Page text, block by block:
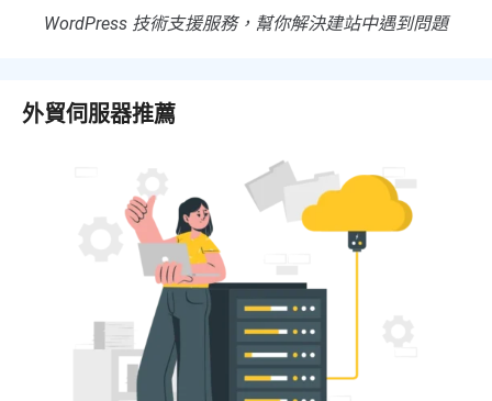
WordPress 技術支援服務，幫你解決建站中遇到問題
外貿伺服器推薦